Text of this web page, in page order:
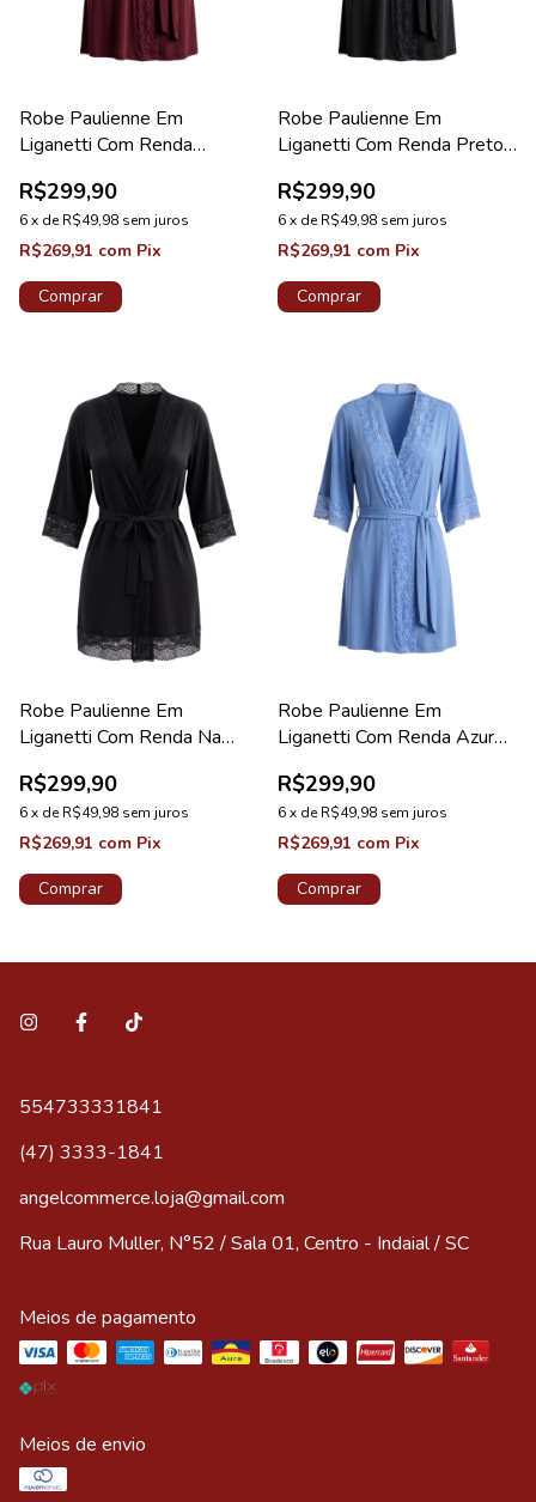
Robe Paulienne Em
Liganetti Com Renda
R$299,90
6x deR$49,98 sem juros
R$269,91 com Pix
Comprar
Robe Paulienne Em
Liganetti Com Renda Preto
R$299,90
6x deR$49,98 sem juros
R$269,91 com Pix
Comprar
Robe Paulienne Em
Liganetti Com Renda Na
R$299,90
6x deR$49,98 sem juros
R$269,91 com Pix
Comprar
Robe Paulienne Em
Liganetti Com Renda Azure
R$299,90
6x deR$49,98 sem juros
R$269,91 com Pix
Comprar
554733331841
(47) 3333-1841
angelcommerce.loja@gmail.com
Rua Lauro Muller, N°52 / Sala 01, Centro - Indaial / SC
Meios de pagamento
Meios de envio